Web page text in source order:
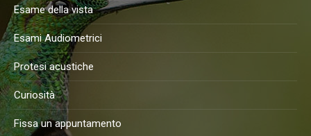
Esame della vista
Esami Audiometrici
Protesi acustiche
Curiosità
Fissa un appuntamento